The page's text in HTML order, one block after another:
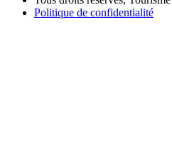
Politique de confidentialité